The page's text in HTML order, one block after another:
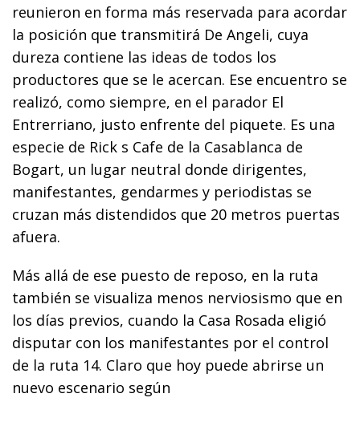
reunieron en forma más reservada para acordar
la posición que transmitirá De Angeli, cuya
dureza contiene las ideas de todos los
productores que se le acercan. Ese encuentro se
realizó, como siempre, en el parador El
Entrerriano, justo enfrente del piquete. Es una
especie de Rick s Cafe de la Casablanca de
Bogart, un lugar neutral donde dirigentes,
manifestantes, gendarmes y periodistas se
cruzan más distendidos que 20 metros puertas
afuera.
Más allá de ese puesto de reposo, en la ruta
también se visualiza menos nerviosismo que en
los días previos, cuando la Casa Rosada eligió
disputar con los manifestantes por el control
de la ruta 14. Claro que hoy puede abrirse un
nuevo escenario según